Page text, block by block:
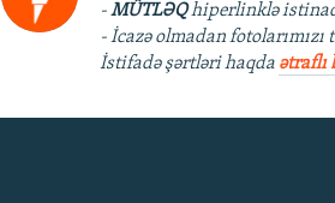
-MÜTLƏQhiperlinklə
- İcazə olmadan
İstifadə şərtləri haqda ətraflı